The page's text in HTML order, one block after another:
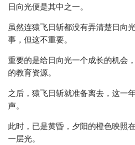
日向光便是其中之一。
虽然连猿飞日斩都没有弄清楚日向
事，但这不重要。
重要的是给日向光一个成长的机会
的教育资源。
之后，猿飞日斩就准备离去，这一
声。
此时，已是黄昏，夕阳的橙色映照
一层光。